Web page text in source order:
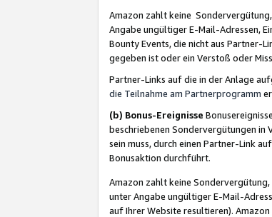
Amazon zahlt keine
Angabe ungültiger E-Mail-Adressen,
Bounty Events, die nicht aus Partner-
gegeben ist oder ein Verstoß oder
Partner-Links auf die in der Anlage
die Teilnahme am Partnerprogramm
(b) Bonus-Ereignisse
beschriebenen Sondervergütungen in
sein muss, durch einen Partner-Link
Bonusaktion durchführt.
Amazon zahlt keine
unter Angabe ungültiger E-Mail-
auf Ihrer Website resultieren).